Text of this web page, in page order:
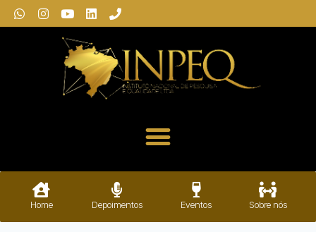
Home Depoimentos Eventos Sobre nós